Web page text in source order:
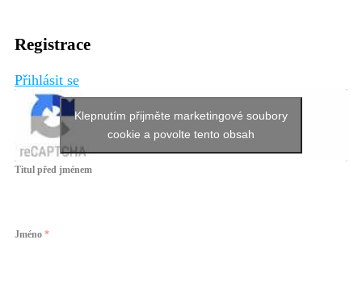
Registrace
Přihlásit se
Klepnutím přijměte marketingové soubory
cookie a povolte tento obsah
Titul před jménem
Jméno *